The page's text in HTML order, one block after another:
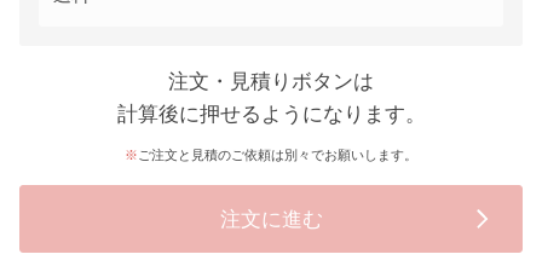
注文・見積りボタンは
計算後に押せるようになります。
ご注文と見積のご依頼は別々でお願いします。
注文に進む